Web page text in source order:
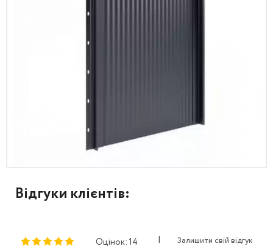
Відгуки клієнтів:
Оцінок: 14 | Залишити свій відгук